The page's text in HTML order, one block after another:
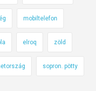
mobiltelefon
elroq zöld
sopron. pötty